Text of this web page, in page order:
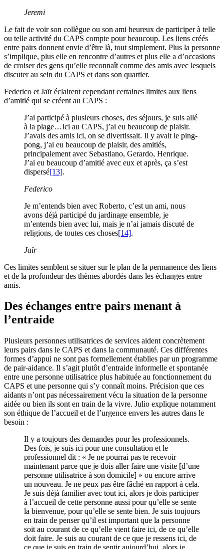
Jeremi
Le fait de voir son collègue ou son ami heureux de participer à telle
ou telle activité du CAPS compte pour beaucoup. Les liens créés
entre pairs donnent envie d’être là, tout simplement. Plus la personne
s’implique, plus elle en rencontre d’autres et plus elle a d’occasions
de croiser des gens qu’elle reconnaît comme des amis avec lesquels
discuter au sein du CAPS et dans son quartier.
Federico et Jaïr éclairent cependant certaines limites aux liens
d’amitié qui se créent au CAPS :
J’ai participé à plusieurs choses, des séjours, je suis allé
à la plage…Ici au CAPS, j’ai eu beaucoup de plaisir.
J’avais des amis ici, on se divertissait. Il y avait le ping-
pong, j’ai eu beaucoup de plaisir, des amitiés,
principalement avec Sebastiano, Gerardo, Henrique.
J’ai eu beaucoup d’amitié avec eux et après, ça s’est
dispersé[13].
Federico
Je m’entends bien avec Roberto, c’est un ami, nous
avons déjà participé du jardinage ensemble, je
m’entends bien avec lui, mais je n’ai jamais discuté de
religions, de toutes ces choses[14].
Jaïr
Ces limites semblent se situer sur le plan de la permanence des liens
et de la profondeur des thèmes abordés dans les échanges entre
amis.
Des échanges entre pairs menant à
l’entraide
Plusieurs personnes utilisatrices de services aident concrètement
leurs pairs dans le CAPS et dans la communauté. Ces différentes
formes d’appui ne sont pas formellement établies par un programme
de pair-aidance. Il s’agit plutôt d’entraide informelle et spontanée
entre une personne utilisatrice plus habituée au fonctionnement du
CAPS et une personne qui s’y connaît moins. Précision que ces
aidants n’ont pas nécessairement vécu la situation de la personne
aidée ou bien ils sont en train de la vivre. Julio explique notamment
son éthique de l’accueil et de l’urgence envers les autres dans le
besoin :
Il y a toujours des demandes pour les professionnels.
Des fois, je suis ici pour une consultation et le
professionnel dit : « Je ne pourrai pas te recevoir
maintenant parce que je dois aller faire une visite [d’une
personne utilisatrice à son domicile] » ou encore arrive
un nouveau. Je ne peux pas être fâché en rapport à cela.
Je suis déjà familier avec tout ici, alors je dois participer
à l’accueil de cette personne aussi pour qu’elle se sente
la bienvenue, pour qu’elle se sente bien. Je suis toujours
en train de penser qu’il est important que la personne
soit au courant de ce qu’elle vient faire ici, de ce qu’elle
doit faire. Je suis au courant de ce que je ressens ici, de